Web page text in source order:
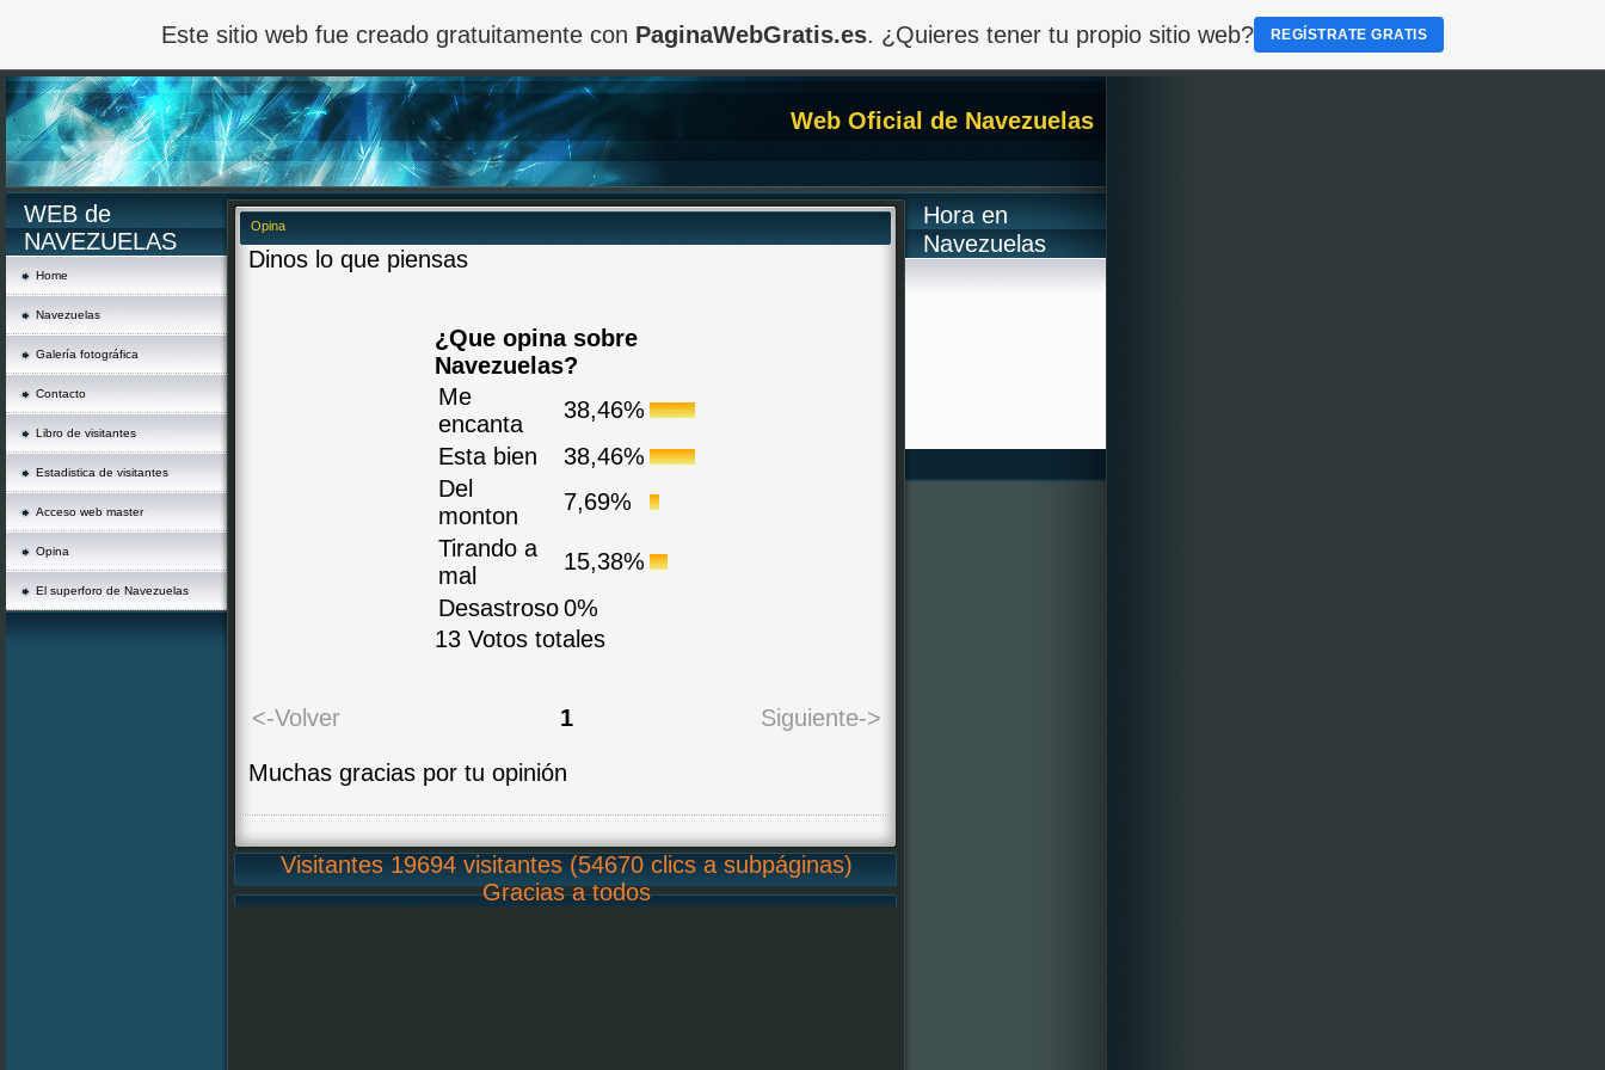
Web Oficial de Navezuelas
WEB de
NAVEZUELAS
Home
Navezuelas
Galería fotográfica
Contacto
Libro de visitantes
Estadistica de visitantes
Acceso web master
Opina
El superforo de Navezuelas
Opina
Dinos lo que piensas
¿Que opina sobre
Navezuelas?
Me
encanta
38,46%
Esta bien
38,46%
Del
monton
7,69%
Tirando a
mal
15,38%
Desastroso0%
13 Votos totales
<-Volver 1 Siguiente->
Muchas gracias por tu opinión
Visitantes 19694 visitantes (54670 clics a subpáginas)
Gracias a todos
Hora en
Navezuelas
Este sitio web fue creado gratuitamente con PaginaWebGratis.es. ¿Quieres tener tu propio sitio web? REGÍSTRATE GRATIS